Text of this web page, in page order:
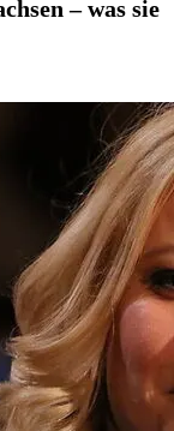
– was sie